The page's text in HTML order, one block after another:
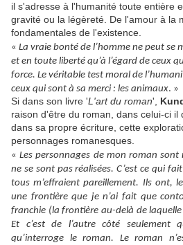
il s'adresse à l'humanité toute entière
gravité ou la légèreté. De l'amour à la
fondamentales de l'existence.
« La vraie bonté de l’homme ne peut se
et en toute liberté qu’à l’égard de ceux
force. Le véritable test moral de
ceux qui sont à sa merci : les animaux. »
Si dans son livre 'L'art du roman',
raison d'être du roman, dans celui-ci il
dans sa propre écriture, cette
personnages romanesques.
« Les personnages de mon roman sont
ne se sont pas réalisées. C’est ce qui
tous m’effraient pareillement. Ils ont,
une frontière que je n’ai fait que
franchie (la frontière au-delà de
Et c’est de l’autre côté seulement
qu’interroge le roman. Le roman